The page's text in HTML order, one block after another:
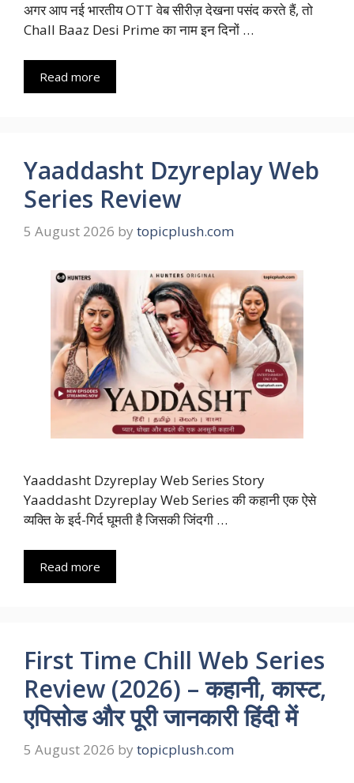
अगर आप नई भारतीय OTT वेब सीरीज़ देखना पसंद करते हैं, तो
Chall Baaz Desi Prime का नाम इन दिनों …
Read more
Yaaddasht Dzyreplay Web
Series Review
5 August 2026 by topicplush.com
Yaaddasht Dzyreplay Web Series Story
Yaaddasht Dzyreplay Web Series की कहानी एक ऐसे
व्यक्ति के इर्द-गिर्द घूमती है जिसकी जिंदगी …
Read more
First Time Chill Web Series
Review (2026) – कहानी, कास्ट,
एपिसोड और पूरी जानकारी हिंदी में
5 August 2026 by topicplush.com